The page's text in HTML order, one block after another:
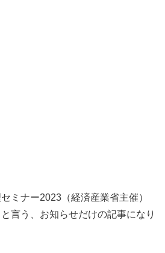
ミナー2023（経済産業省主催）
言う、お知らせだけの記事になり